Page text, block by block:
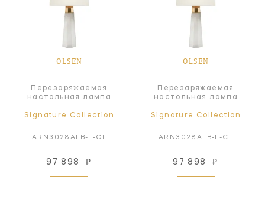
OLSEN
Перезаряжаемая
настольная лампа
Signature Collection
ARN3028ALB-L-CL
97 898 ₽
OLSEN
Перезаряжаемая
настольная лампа
Signature Collection
ARN3028ALB-L-CL
97 898 ₽